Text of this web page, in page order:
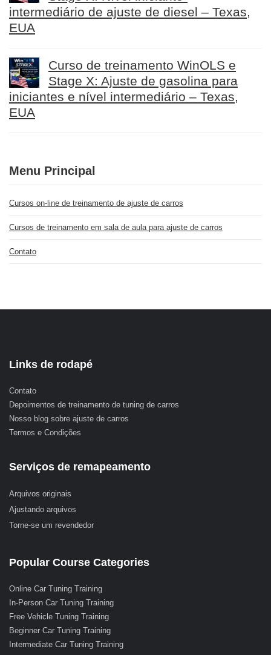
intermediário de ajuste de diesel – Texas,
EUA
Curso de treinamento WinOLS e
Stage X: Ajuste de gasolina para
iniciantes e nível intermediário – Texas,
EUA
Menu Principal
Cursos on-line de treinamento de ajuste de carros
Cursos de treinamento em sala de aula para ajuste de carros
Contato
Links de rodapé
Contato
Depoimentos de treinamento de tuning de carros
Nosso blog sobre ajuste de carros
Termos e Condições
Serviços de remapeamento
Arquivos originais
Ajustando arquivos
Torne-se um revendedor
Popular Course Categories
Online Car Tuning Training
In-Person Car Tuning Training
Free Vehicle Tuning Training
Beginner Car Tuning Training
Intermediate Car Tuning Training